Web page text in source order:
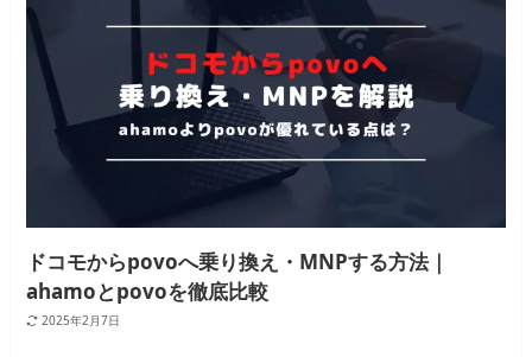
ドコモからpovoへ乗り換え・MNPする方法｜
ahamoとpovoを徹底比較
2025年2月7日